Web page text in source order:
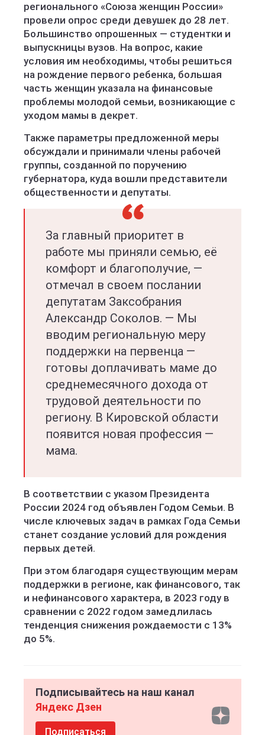
регионального «Союза женщин России»
провели опрос среди девушек до 28 лет.
Большинство опрошенных — студентки и
выпускницы вузов. На вопрос, какие
условия им необходимы, чтобы решиться
на рождение первого ребенка, большая
часть женщин указала на финансовые
проблемы молодой семьи, возникающие с
уходом мамы в декрет.
Также параметры предложенной меры
обсуждали и принимали члены рабочей
группы, созданной по поручению
губернатора, куда вошли представители
общественности и депутаты.
За главный приоритет в
работе мы приняли семью, её
комфорт и благополучие, —
отмечал в своем послании
депутатам Заксобрания
Александр Соколов. — Мы
вводим региональную меру
поддержки на первенца —
готовы доплачивать маме до
среднемесячного дохода от
трудовой деятельности по
региону. В Кировской области
появится новая профессия —
мама.
В соответствии с указом Президента
России 2024 год объявлен Годом Семьи. В
числе ключевых задач в рамках Года Семьи
станет создание условий для рождения
первых детей.
При этом благодаря существующим мерам
поддержки в регионе, как финансового, так
и нефинансового характера, в 2023 году в
сравнении с 2022 годом замедлилась
тенденция снижения рождаемости с 13%
до 5%.
Подписывайтесь на наш канал
Яндекс Дзен
Подписаться